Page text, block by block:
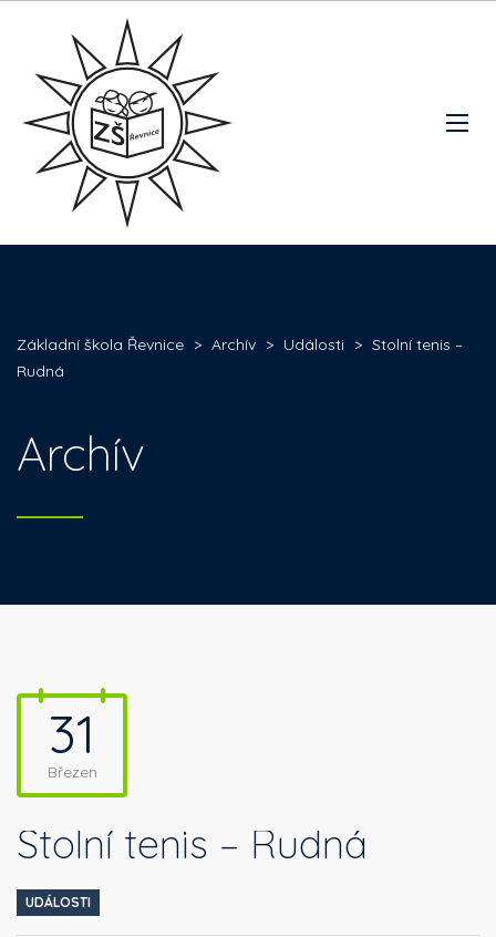
Základní škola Řevnice > Archív > Události > Stolní tenis –
Rudná
Archív
31
Březen
Stolní tenis – Rudná
UDÁLOSTI